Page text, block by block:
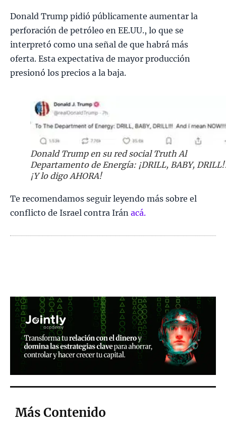
Donald Trump pidió públicamente aumentar la
perforación de petróleo en EE.UU., lo que se
interpretó como una señal de que habrá más
oferta. Esta expectativa de mayor producción
presionó los precios a la baja.
Donald Trump en su red social Truth Al
Departamento de Energía: ¡DRILL, BABY,
¡Y lo digo AHORA!
Te recomendamos seguir leyendo más sobre el
conflicto de Israel contra Irán acá.
Más Contenido